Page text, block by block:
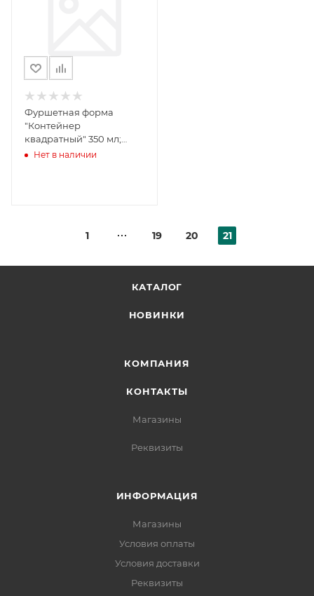
Фуршетная форма
"Контейнер
квадратный" 350 мл;
цвет: прозрач.13шт/упак.
Нет в наличии
1 19 20 21
КАТАЛОГ
НОВИНКИ
КОМПАНИЯ
КОНТАКТЫ
Магазины
Реквизиты
ИНФОРМАЦИЯ
Магазины
Условия оплаты
Условия доставки
Реквизиты